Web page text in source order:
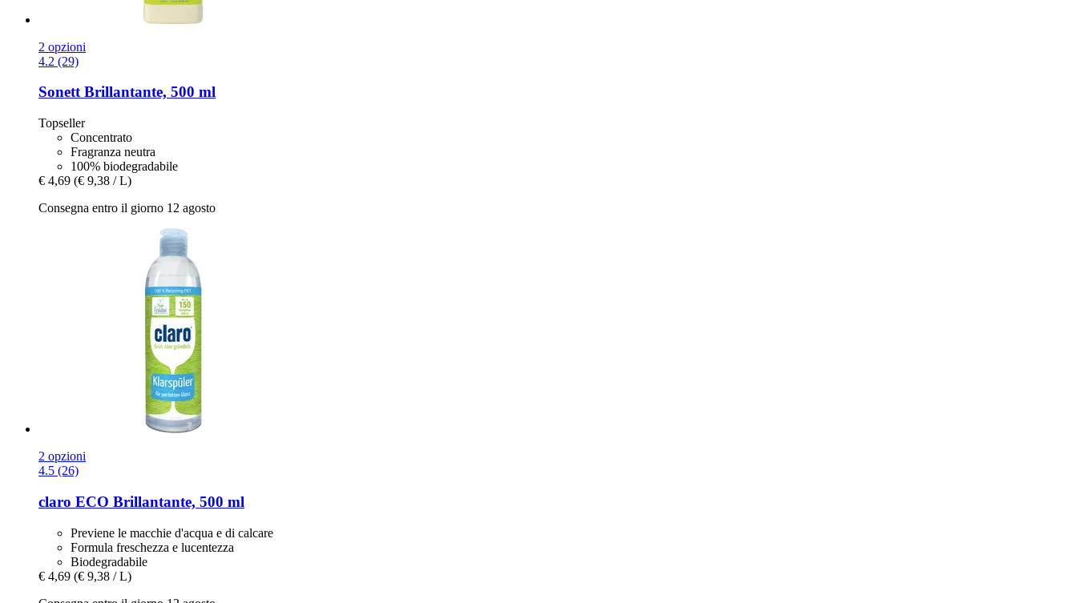
2 opzioni
4.2 (29)
SonettBrillantante, 500 ml
Topseller
Concentrato
Fragranza neutra
100% biodegradabile
€ 4,69 (€ 9,38 / L)
Consegna entro il giorno 12 agosto
2 opzioni
4.5 (26)
claro ECO Brillantante, 500 ml
Previene le macchie d'acqua e di calcare
Formula freschezza e lucentezza
Biodegradabile
€ 4,69 (€ 9,38 / L)